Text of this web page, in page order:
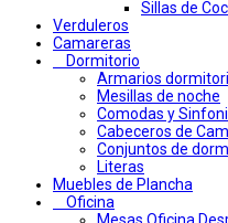
Sillas de
Verduleros
Camareras
Dormitorio
Armarios
Mesillas de noche
Comodas y
Cabeceros de
Conjuntos de
Literas
Muebles de Plancha
Oficina